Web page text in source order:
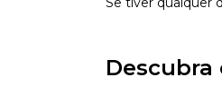
Descubra